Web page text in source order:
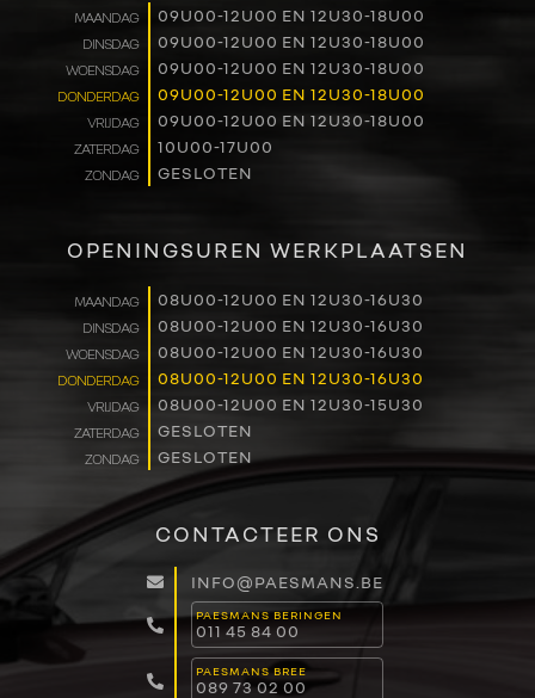
NAVERKOOP
VERHUUR
NIEUWS
OVER ONS
WERKEN BIJ
CONTACT
MAANDAG 09U00-12U00 EN 12U30-18U00
DINSDAG 09U00-12U00 EN 12U30-18U00
WOENSDAG 09U00-12U00 EN 12U30-18U00
DONDERDAG 09U00-12U00 EN 12U30-18U00
VRIJDAG 09U00-12U00 EN 12U30-18U00
ZATERDAG 10U00-17U00
ZONDAG GESLOTEN
OPENINGSUREN WERKPLAATSEN
MAANDAG 08U00-12U00 EN 12U30-16U30
DINSDAG 08U00-12U00 EN 12U30-16U30
WOENSDAG 08U00-12U00 EN 12U30-16U30
DONDERDAG 08U00-12U00 EN 12U30-16U30
VRIJDAG 08U00-12U00 EN 12U30-15U30
ZATERDAG GESLOTEN
ZONDAG GESLOTEN
CONTACTEER ONS
INFO@PAESMANS.BE
PAESMANS BERINGEN
011 45 84 00
PAESMANS BREE
089 73 02 00